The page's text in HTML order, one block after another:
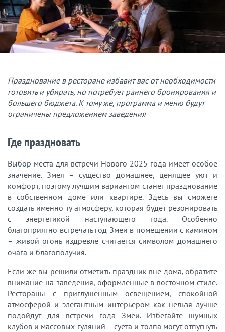
Празднование в ресторане избавит вас от необходимости
готовить и убирать, но потребует раннего бронирования и
большего бюджета. К тому же, программа и меню будут
ограничены предложением заведения
Где праздновать
Выбор места для встречи Нового 2025 года имеет особое
значение. Змея – существо домашнее, ценящее уют и
комфорт, поэтому лучшим вариантом станет празднование
в собственном доме или квартире. Здесь вы сможете
создать именно ту атмосферу, которая будет резонировать
с энергетикой наступающего года. Особенно
благоприятно встречать год Змеи в помещении с камином
– живой огонь издревле считается символом домашнего
очага и благополучия.
Если же вы решили отметить праздник вне дома, обратите
внимание на заведения, оформленные в восточном стиле.
Рестораны с приглушенным освещением, спокойной
атмосферой и элегантным интерьером как нельзя лучше
подойдут для встречи года Змеи. Избегайте шумных
клубов и массовых гуляний – суета и толпа могут отпугнуть